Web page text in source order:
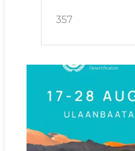
357